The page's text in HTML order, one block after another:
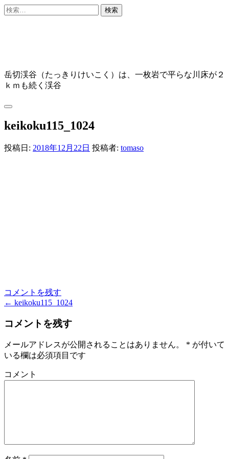
コ
ス
キ
プ
検
岳切渓谷（たっきりけいこく）は、一枚岩で平らな川床が２
ｋｍも続く渓谷
検
keikoku115_1024
投稿日: 2018年12月22日 投稿者: tomaso
コメントを残す
投
稿
ナ
ビ
ゲ
← keikoku115_1024
コメントを残す
メールアドレスが公開されることはありません。 * が付いて
いる欄は必須項目です
コメント